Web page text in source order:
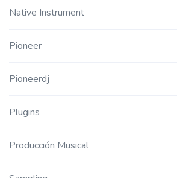
Native Instrument
Pioneer
Pioneerdj
Plugins
Producción Musical